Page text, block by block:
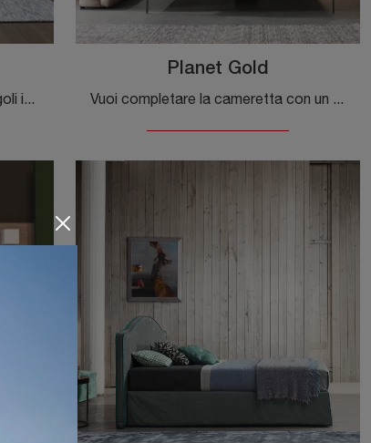
Clicca e scopri di più sui Letti singoli imbottiti: se cerchi modelli moderni, il modello Ray Flexteam fa al caso tuo.
Planet Gold
Vuoi completare la cameretta con un letto singolo in tessuto? Ti presentiamo il modello Planet Gold di Flexteam per spazi design.